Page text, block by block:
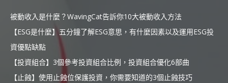
被動收入是什麼？WavingCat告訴你10大被動收入方法
【ESG是什麼】五分鐘了解ESG意思，有什麼因素以及運用ESG投
資優點缺點
【投資組合】3個參考投資組合比例，投資組合優化6部曲
【止蝕】使用止蝕位保護投資，你需要知道的3個止蝕技巧